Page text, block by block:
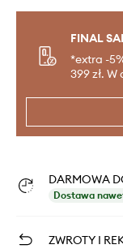
FINAL
*extra -
399 zł.
DARMOWA
Dostawa
ZWROTY I